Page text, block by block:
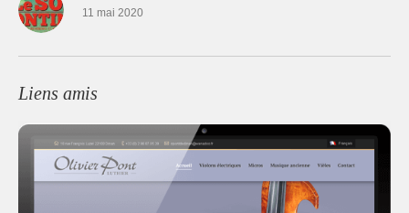
11 mai 2020
Liens amis